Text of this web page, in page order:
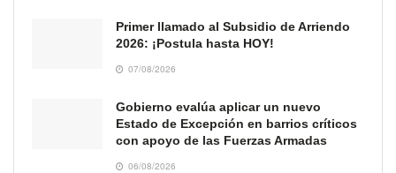
Primer llamado al Subsidio de Arriendo
2026: ¡Postula hasta HOY!
07/08/2026
Gobierno evalúa aplicar un nuevo
Estado de Excepción en barrios críticos
con apoyo de las Fuerzas Armadas
06/08/2026